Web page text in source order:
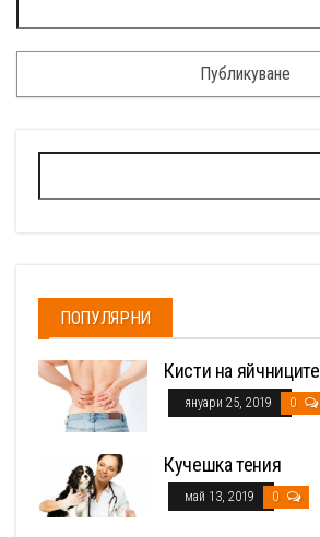
за:
ПОПУЛЯРНИ
Кисти на яйчниците
януари 25, 2019 0
Кучешка тения
май 13, 2019 0